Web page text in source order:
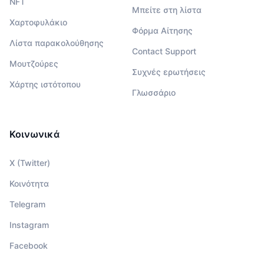
Χαρτοφυλάκιο
Λίστα παρακολούθησης
Μουτζούρες
Χάρτης ιστότοπου
Μπείτε στη λίστα
Φόρμα Αίτησης
Contact Support
Συχνές ερωτήσεις
Γλωσσάριο
Κοινωνικά
X (Twitter)
Κοινότητα
Telegram
Instagram
Facebook